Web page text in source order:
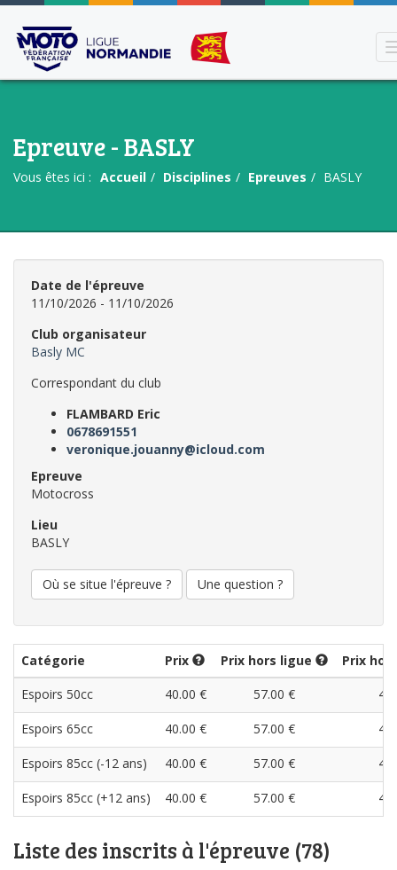
Epreuve - BASLY
Vous êtes ici : Accueil Disciplines Epreuves BASLY
Date de l'épreuve
11/10/2026 - 11/10/2026
Club organisateur
Basly MC
Correspondant du club
FLAMBARD Eric
0678691551
veronique.jouanny@icloud.com
Epreuve
Motocross
Lieu
BASLY
Où se situe l'épreuve ? Une question ?
Catégorie Prix Prix hors ligue
Prix
Espoirs 50cc
40.00 € 57.00 €
Espoirs 65cc 40.00 € 57.00 €
Espoirs 85cc (-12 ans) 40.00 € 57.00 €
Espoirs 85cc (+12 ans) 40.00 € 57.00 €
Liste des inscrits à l'épreuve (78)